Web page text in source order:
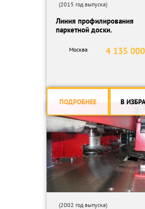
(2015 год выпуска)
Линия профилирования
паркетной доски.
4 135
Москва
ПОДРОБНЕЕ В
(2002 год выпуска)